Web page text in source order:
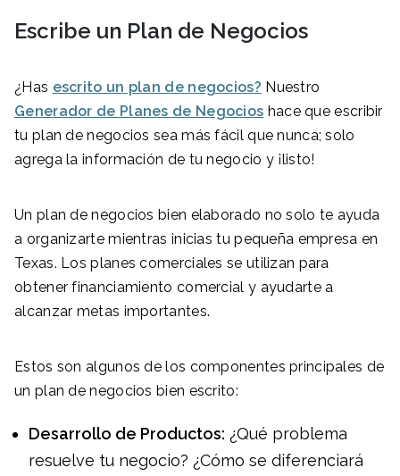
Escribe un Plan de Negocios
¿Has escrito un plan de negocios? Nuestro
Generador de Planes de Negocios hace que escribir
tu plan de negocios sea más fácil que nunca; solo
agrega la información de tu negocio y ¡listo!
Un plan de negocios bien elaborado no solo te ayuda
a organizarte mientras inicias tu pequeña empresa en
Texas. Los planes comerciales se utilizan para
obtener financiamiento comercial y ayudarte a
alcanzar metas importantes.
Estos son algunos de los componentes principales de
un plan de negocios bien escrito:
Desarrollo de Productos: ¿Qué problema
resuelve tu negocio? ¿Cómo se diferenciará